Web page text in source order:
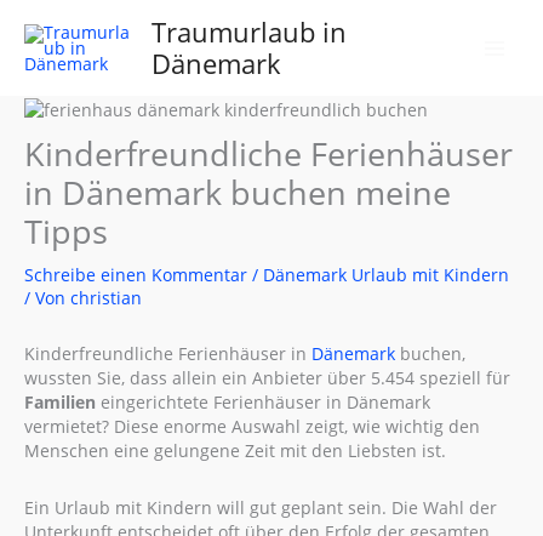
Inhalt
springen
Traumurlaub in
Dänemark
Kinderfreundliche Ferienhäuser
in Dänemark buchen meine
Tipps
Schreibe einen Kommentar / Dänemark Urlaub mit Kindern
/ Von christian
Kinderfreundliche Ferienhäuser in Dänemark buchen,
wussten Sie, dass allein ein Anbieter über 5.454 speziell für
Familien eingerichtete Ferienhäuser in Dänemark
vermietet? Diese enorme Auswahl zeigt, wie wichtig den
Menschen eine gelungene Zeit mit den Liebsten ist.
Ein Urlaub mit Kindern will gut geplant sein. Die Wahl der